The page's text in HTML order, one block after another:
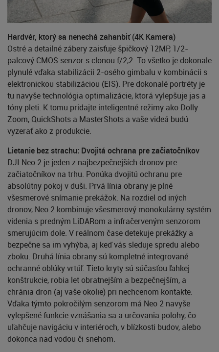
Hardvér, ktorý sa nenechá zahanbiť (4K Kamera)
Ostré a detailné zábery zaisťuje špičkový 12MP, 1/2-
palcový CMOS senzor s clonou f/2,2. To všetko je dokonale
plynulé vďaka stabilizácii 2-osého gimbalu v kombinácii s
elektronickou stabilizáciou (EIS). Pre dokonalé portréty je
tu navyše technológia optimalizácie, ktorá vylepšuje jas a
tóny pleti. K tomu pridajte inteligentné režimy ako Dolly
Zoom, QuickShots a MasterShots a vaše videá budú
vyzerať ako z produkcie.
Lietanie bez strachu: Dvojitá ochrana pre začiatočníkov
DJI Neo 2 je jeden z najbezpečnejších dronov pre
začiatočníkov na trhu. Ponúka dvojitú ochranu pre
absolútny pokoj v duši. Prvá línia obrany je plné
všesmerové snímanie prekážok. Na rozdiel od iných
dronov, Neo 2 kombinuje všesmerový monokulárny systém
videnia s predným LiDARom a infračerveným senzorom
smerujúcim dole. V reálnom čase detekuje prekážky a
bezpečne sa im vyhýba, aj keď vás sleduje spredu alebo
zboku. Druhá línia obrany sú kompletné integrované
ochranné oblúky vrtúľ. Tieto kryty sú súčasťou ľahkej
konštrukcie, robia let obratnejším a bezpečnejším, a
chránia dron (aj vaše okolie) pri nechcenom kontakte.
Vďaka týmto pokročilým senzorom má Neo 2 navyše
vylepšené funkcie vznášania sa a určovania polohy, čo
uľahčuje navigáciu v interiéroch, v blízkosti budov, alebo
dokonca nad vodou či snehom.